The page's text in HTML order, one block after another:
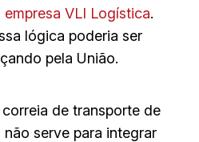
empresa VLI Logística.
lógica poderia ser
pela União.
de transporte de
não serve para integrar